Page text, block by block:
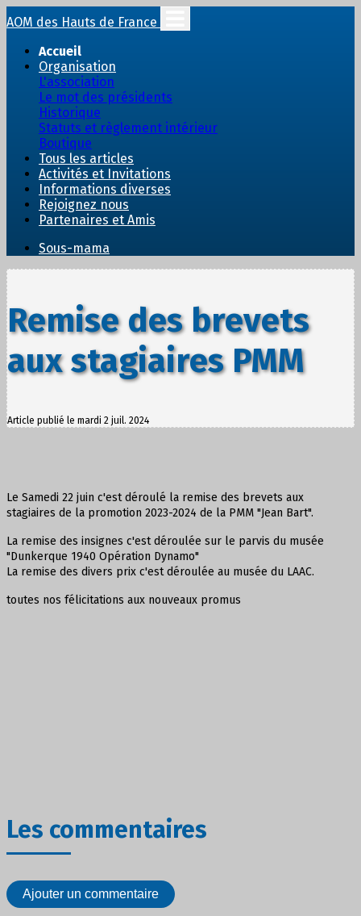
AOM des Hauts de France
Accueil
Organisation
L'association
Le mot des présidents
Historique
Statuts et règlement intérieur
Boutique
Tous les articles
Activités et Invitations
Informations diverses
Rejoignez nous
Partenaires et Amis
Sous-mama
Remise des brevets
aux stagiaires PMM
Article publié le mardi 2 juil. 2024
Le Samedi 22 juin c'est déroulé la remise des brevets aux
stagiaires de la promotion 2023-2024 de la PMM "Jean Bart".
La remise des insignes c'est déroulée sur le parvis du musée
"Dunkerque 1940 Opération Dynamo"
La remise des divers prix c'est déroulée au musée du LAAC.
toutes nos félicitations aux nouveaux promus
Les commentaires
Ajouter un commentaire